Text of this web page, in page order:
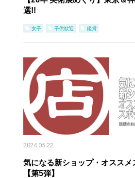
選!!
女子 子供歓迎 鑑賞
2024.05.22
気になる新ショップ・オススメ
【第5弾】